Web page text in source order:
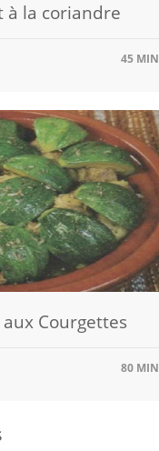
à la coriandre
45 MIN
Courgettes
80 MIN